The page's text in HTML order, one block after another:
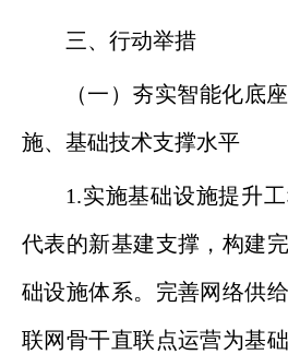
三、行动举措
（一）夯实智能化底
施、基础技术支撑水平
1.实施基础设施提升
代表的新基建支撑，构建
础设施体系。完善网络供
联网骨干直联点运营为基